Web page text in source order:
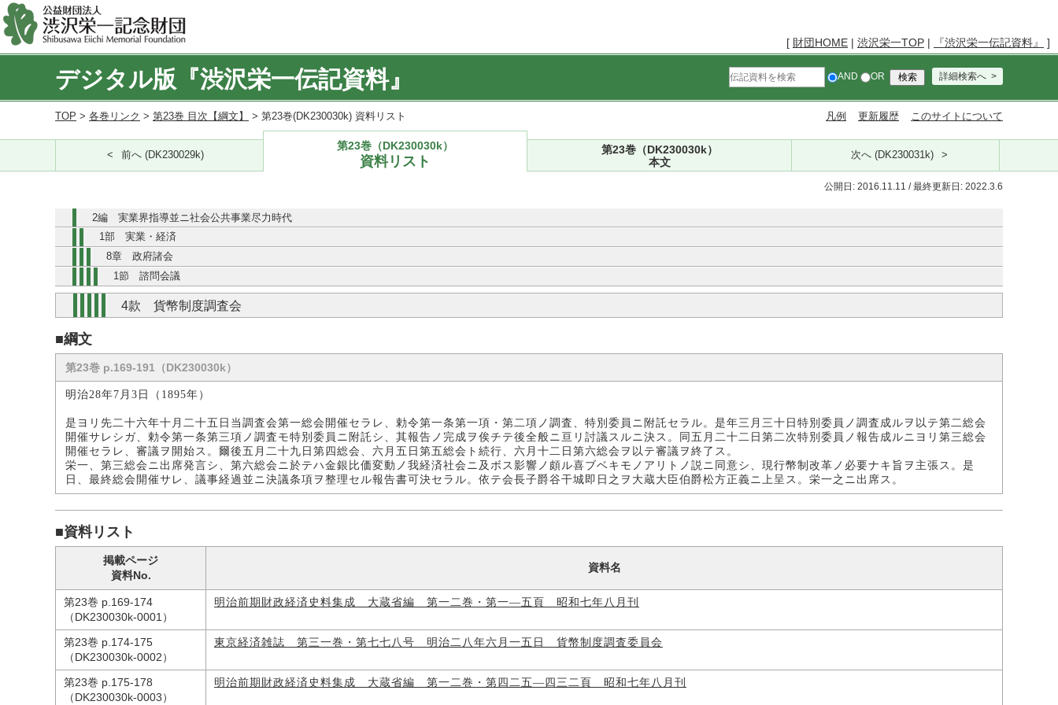
[ 財団HOME | 渋沢栄一TOP | 『渋沢栄一伝記資料』 ]
デジタル版『渋沢栄一伝記資料』 AND OR 詳細検索へ
TOP > 各巻リンク > 第23巻 目次【綱文】 > 第23巻(DK230030k) 資料リスト 凡例 更新履歴 このサイトについて
前へ (DK230029k)
第23巻（DK230030k）
資料リスト
第23巻（DK230030k）
本文
次へ (DK230031k)
公開日: 2016.11.11 / 最終更新日: 2022.3.6
2編 実業界指導並ニ社会公共事業尽力時代
1部 実業・経済
8章 政府諸会
1節 諮問会議
4款 貨幣制度調査会
■綱文
第23巻 p.169-191（DK230030k）
明治28年7月3日（1895年）
是ヨリ先二十六年十月二十五日当調査会第一総会開催セラレ、勅令第一条第一項・第二項ノ調査、特別委員ニ附託セラル。是年三月三十日特別委員ノ調査成ルヲ以テ第二総会
開催サレシガ、勅令第一条第三項ノ調査モ特別委員ニ附託シ、其報告ノ完成ヲ俟チテ後全般ニ亘リ討議スルニ決ス。同五月二十二日第二次特別委員ノ報告成ルニヨリ第三総会
開催セラレ、審議ヲ開始ス。爾後五月二十九日第四総会、六月五日第五総会ト続行、六月十二日第六総会ヲ以テ審議ヲ終了ス。
栄一、第三総会ニ出席発言シ、第六総会ニ於テハ金銀比価変動ノ我経済社会ニ及ボス影響ノ頗ル喜ブベキモノアリトノ説ニ同意シ、現行幣制改革ノ必要ナキ旨ヲ主張ス。是
日、最終総会開催サレ、議事経過並ニ決議条項ヲ整理セル報告書可決セラル。依テ会長子爵谷干城即日之ヲ大蔵大臣伯爵松方正義ニ上呈ス。栄一之ニ出席ス。
■資料リスト
掲載ページ
資料No.
資料名
第23巻 p.169-174
（DK230030k-0001）
明治前期財政経済史料集成 大蔵省編 第一二巻・第一―五頁 昭和七年八月刊
第23巻 p.174-175
（DK230030k-0002）
東京経済雑誌 第三一巻・第七七八号 明治二八年六月一五日 貨幣制度調査委員会
第23巻 p.175-178
（DK230030k-0003）
明治前期財政経済史料集成 大蔵省編 第一二巻・第四二五―四三二頁 昭和七年八月刊